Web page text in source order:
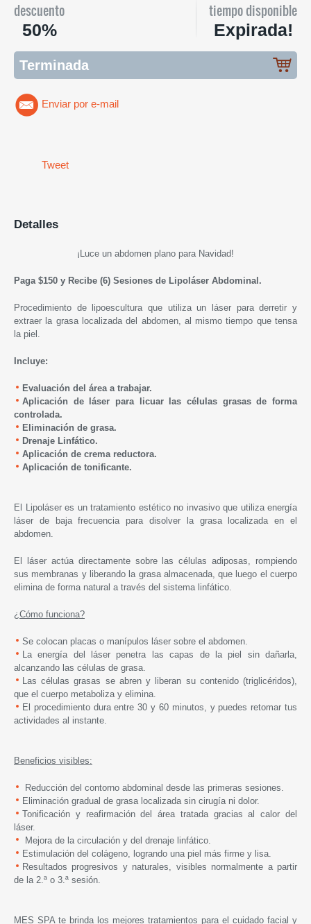
descuento
50%
tiempo disponible
Expirada!
Terminada
Enviar por e-mail
Tweet
Detalles
¡Luce un abdomen plano para Navidad!
Paga $150 y Recibe (6) Sesiones de Lipoláser Abdominal.
Procedimiento de lipoescultura que utiliza un láser para derretir y
extraer la grasa localizada del abdomen, al mismo tiempo que tensa
la piel.
Incluye:
Evaluación del área a trabajar.
Aplicación de láser para licuar las células grasas de forma
controlada.
Eliminación de grasa.
Drenaje Linfático.
Aplicación de crema reductora.
Aplicación de tonificante.
El Lipoláser es un tratamiento estético no invasivo que utiliza energía
láser de baja frecuencia para disolver la grasa localizada en el
abdomen.
El láser actúa directamente sobre las células adiposas, rompiendo
sus membranas y liberando la grasa almacenada, que luego el cuerpo
elimina de forma natural a través del sistema linfático.
¿Cómo funciona?
Se colocan placas o manípulos láser sobre el abdomen.
La energía del láser penetra las capas de la piel sin dañarla,
alcanzando las células de grasa.
Las células grasas se abren y liberan su contenido (triglicéridos),
que el cuerpo metaboliza y elimina.
El procedimiento dura entre 30 y 60 minutos, y puedes retomar tus
actividades al instante.
Beneficios visibles:
Reducción del contorno abdominal desde las primeras sesiones.
Eliminación gradual de grasa localizada sin cirugía ni dolor.
Tonificación y reafirmación del área tratada gracias al calor del
láser.
Mejora de la circulación y del drenaje linfático.
Estimulación del colágeno, logrando una piel más firme y lisa.
Resultados progresivos y naturales, visibles normalmente a partir
de la 2.ª o 3.ª sesión.
MES SPA te brinda los mejores tratamientos para el cuidado facial y